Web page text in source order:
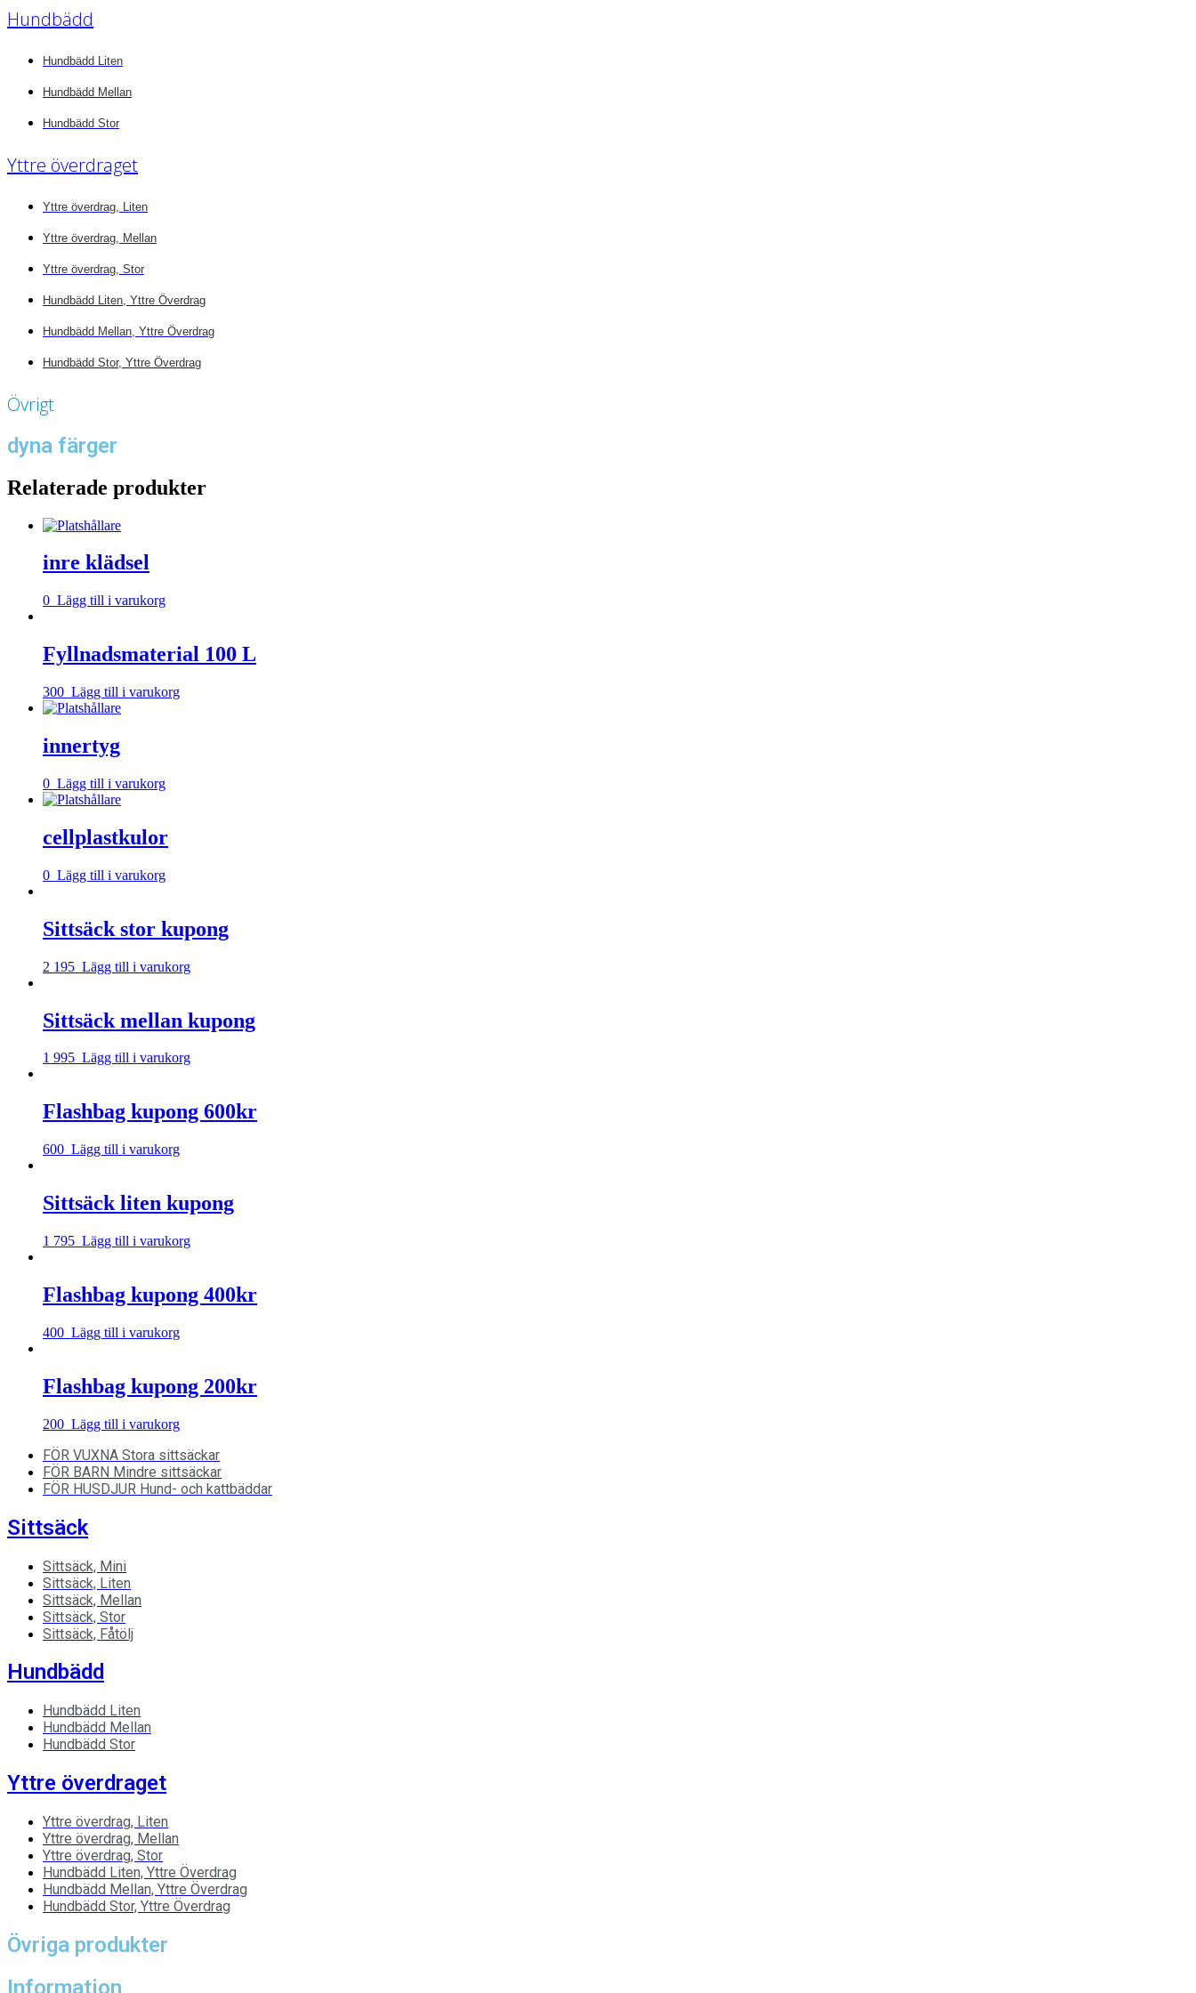
Hundbädd
Hundbädd Liten
Hundbädd Mellan
Hundbädd Stor
Yttre överdraget
Yttre överdrag, Liten
Yttre överdrag, Mellan
Yttre överdrag, Stor
Hundbädd Liten, Yttre Överdrag
Hundbädd Mellan, Yttre Överdrag
Hundbädd Stor, Yttre Överdrag
Övrigt
dyna färger
Relaterade produkter
inre klädsel
0 Lägg till i varukorg
Fyllnadsmaterial 100 L
300 Lägg till i varukorg
innertyg
0 Lägg till i varukorg
cellplastkulor
0 Lägg till i varukorg
Sittsäck stor kupong
2 195 Lägg till i varukorg
Sittsäck mellan kupong
1 995 Lägg till i varukorg
Flashbag kupong 600kr
600 Lägg till i varukorg
Sittsäck liten kupong
1 795 Lägg till i varukorg
Flashbag kupong 400kr
400 Lägg till i varukorg
Flashbag kupong 200kr
200 Lägg till i varukorg
FÖR VUXNA Stora sittsäckar
FÖR BARN Mindre sittsäckar
FÖR HUSDJUR Hund- och kattbäddar
Sittsäck
Sittsäck, Mini
Sittsäck, Liten
Sittsäck, Mellan
Sittsäck, Stor
Sittsäck, Fåtölj
Hundbädd
Hundbädd Liten
Hundbädd Mellan
Hundbädd Stor
Yttre överdraget
Yttre överdrag, Liten
Yttre överdrag, Mellan
Yttre överdrag, Stor
Hundbädd Liten, Yttre Överdrag
Hundbädd Mellan, Yttre Överdrag
Hundbädd Stor, Yttre Överdrag
Övriga produkter
Information